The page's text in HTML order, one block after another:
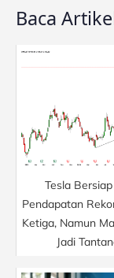
Baca
Tesla
Pendapatan
Ketiga, Namun
Jadi